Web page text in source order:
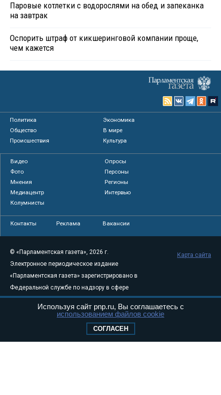
Паровые котлетки с водорослями на обед и запеканка
на завтрак
Оспорить штраф от кикшеринговой компании проще,
чем кажется
Политика
Экономика
Общество
В мире
Происшествия
Культура
Видео
Опросы
Фото
Персоны
Мнения
Регионы
Медиацентр
Интервью
Колумнисты
Контакты Реклама Вакансии
© «Парламентская газета», 2026 г.
Электронное периодическое издание
«Парламентская газета» зарегистрировано в
Федеральной службе по надзору в сфере
связи, информационных технологий и
массовых коммуникаций (Роскомнадзор) 05
Свидетельство о регистрации Эл № ФС77-
Карта сайта
Используя сайт pnp.ru, Вы соглашаетесь с
использованием файлов cookie
СОГЛАСЕН